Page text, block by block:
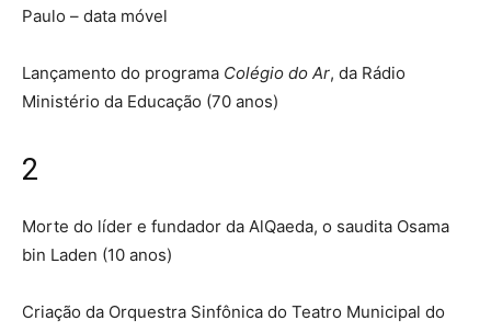
Paulo – data móvel
Lançamento do programa Colégio do Ar, da Rádio
Ministério da Educação (70 anos)
2
Morte do líder e fundador da AlQaeda, o saudita Osama
bin Laden (10 anos)
Criação da Orquestra Sinfônica do Teatro Municipal do